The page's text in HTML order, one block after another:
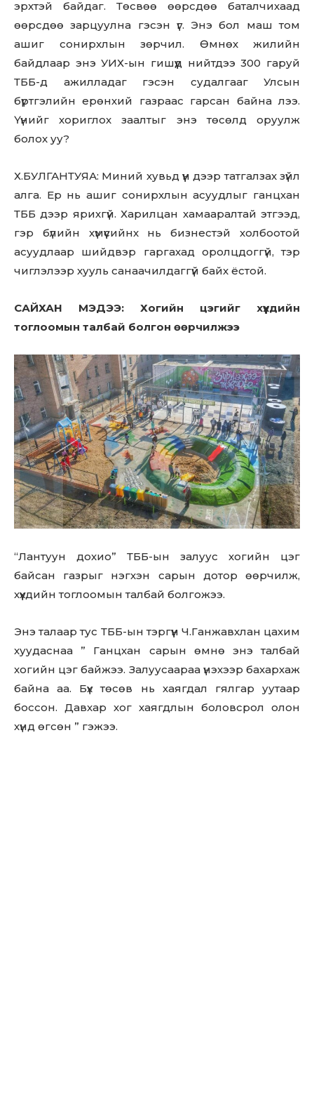
out!
Sing up for our newsletter
to stay in the loop.
SUBSCRIBE
эрхтэй байдаг. Төсвөө өөрсдөө баталчихаад
өөрсдөө зарцуулна гэсэн үг. Энэ бол маш том
ашиг сонирхлын зөрчил. Өмнөх жилийн
байдлаар энэ УИХ-ын гишүүд нийтдээ 300 гаруй
ТББ-д ажилладаг гэсэн судалгааг Улсын
бүртгэлийн ерөнхий газраас гарсан байна лээ.
Үүнийг хориглох заалтыг энэ төсөлд оруулж
болох уу?
Х.БУЛГАНТУЯА: Миний хувьд үүн дээр татгалзах зүйл
алга. Ер нь ашиг сонирхлын асуудлыг ганцхан
ТББ дээр ярихгүй. Харилцан хамааралтай этгээд,
гэр бүлийн хүмүүсийнх нь бизнестэй холбоотой
асуудлаар шийдвэр гаргахад оролцдоггүй, тэр
чиглэлээр хууль санаачилдаггүй байх ёстой.
САЙХАН МЭДЭЭ: Хогийн цэгийг хүүхдийн
тоглоомын талбай болгон өөрчилжээ
“Лантуун дохио” ТББ-ын залуус хогийн цэг
байсан газрыг нэгхэн сарын дотор өөрчилж,
хүүхдийн тоглоомын талбай болгожээ.
Энэ талаар тус ТББ-ын тэргүүн Ч.Ганжавхлан цахим
хуудаснаа ” Ганцхан сарын өмнө энэ талбай
хогийн цэг байжээ. Залуусаараа үнэхээр бахархаж
байна аа. Бүх төсөв нь хаягдал гялгар уутаар
боссон. Давхар хог хаягдлын боловсрол олон
хүнд өгсөн ” гэжээ.